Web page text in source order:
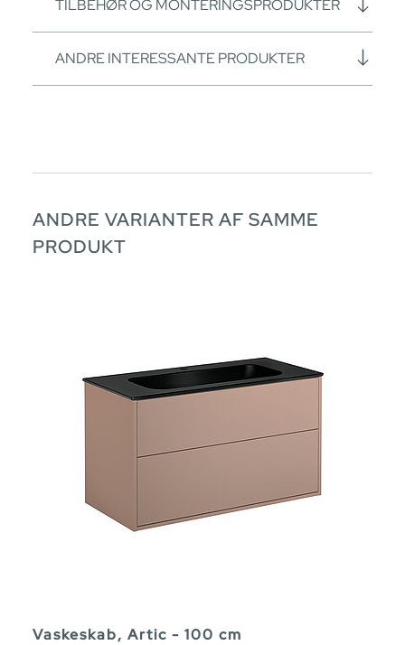
TILBEHØR OG MONTERINGSPRODUKTER
ANDRE INTERESSANTE PRODUKTER
ANDRE VARIANTER AF SAMME
PRODUKT
Vaskeskab, Artic - 100 cm